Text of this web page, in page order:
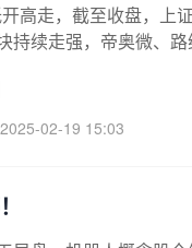
高走，截至收盘，上
持续走强，帝奥微、
2025-02-19 15:03